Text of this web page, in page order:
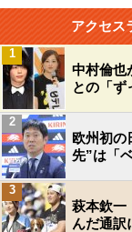
アクセス
中村倫也
との「ず
1
欧州初の
先”は「
2
萩本欽一
んだ通訳
3